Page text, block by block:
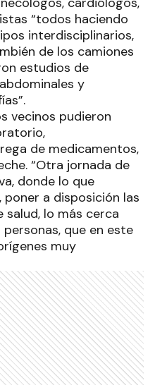
“todos haciendo
interdisciplinarios,
de los camiones
estudios de
y
vecinos pudieron
de medicamentos,
“Otra jornada de
donde lo que
poner a disposición las
lo más cerca
que en este
muy